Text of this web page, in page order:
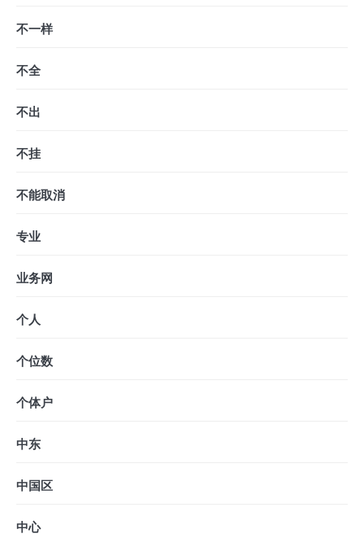
不一样
不全
不出
不挂
不能取消
专业
业务网
个人
个位数
个体户
中东
中国区
中心